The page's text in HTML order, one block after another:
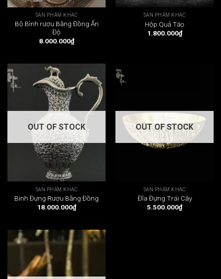
SẢN PHẨM KHÁC
Bộ Bình rượu Bằng Đồng Ấn
Độ
8.000.000₫
SẢN PHẨM KHÁC
Hộp Quả Táo
1.800.000₫
OUT OF STOCK
SẢN PHẨM KHÁC
Bình Đựng Rượu Bằng Đồng
18.000.000₫
OUT OF STOCK
SẢN PHẨM KHÁC
Đĩa Đựng Trái Cây
5.500.000₫